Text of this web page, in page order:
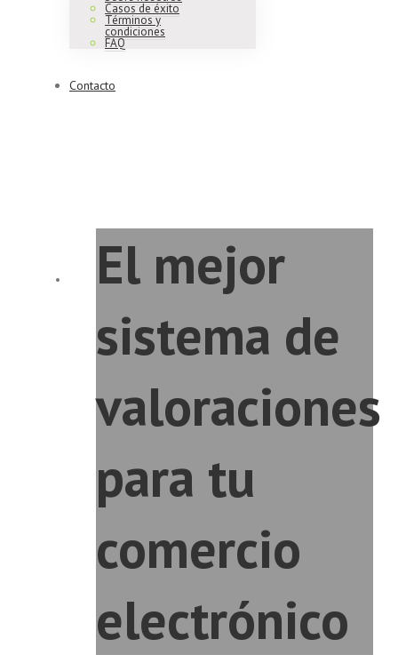
Casos de éxito
Términos y
condiciones
FAQ
Contacto
El mejor
sistema de
valoraciones
para tu
comercio
electrónico